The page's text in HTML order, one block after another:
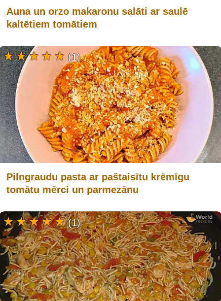
Auna un orzo makaronu salāti ar saulē
kaltētiem tomātiem
Pilngraudu pasta ar paštaisītu krēmīgu
tomātu mērci un parmezānu
(1)
(1)